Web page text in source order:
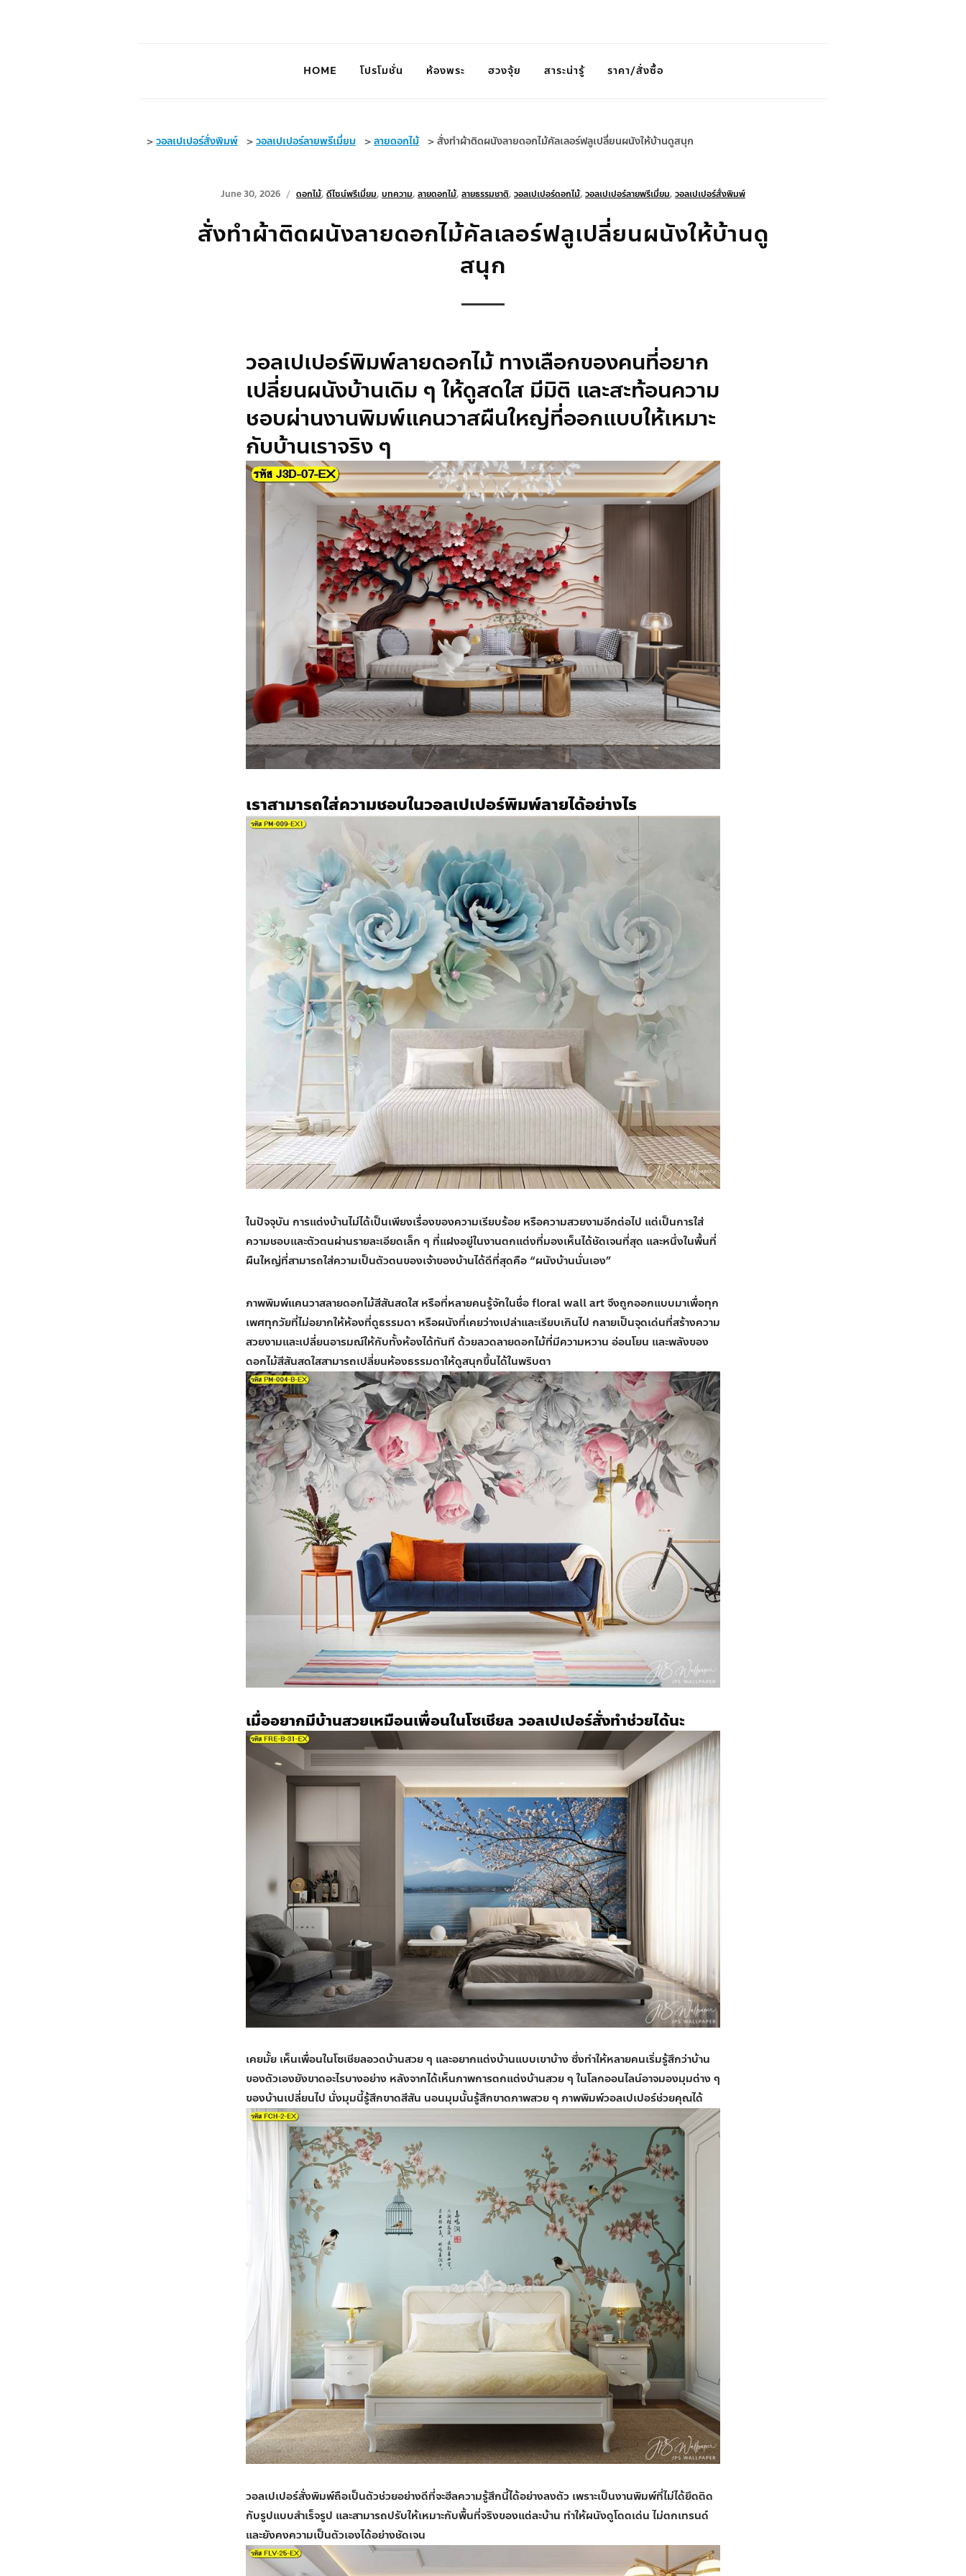
HOME โปรโมชั่น ห้องพระ ฮวงจุ้ย สาระน่ารู้ ราคา/สั่งซื้อ
>วอลเปเปอร์สั่งพิมพ์ >วอลเปเปอร์ลายพรีเมี่ยม >ลายดอกไม้ >สั่งทำผ้าติดผนังลายดอกไม้คัลเลอร์ฟลูเปลี่ยนผนังให้บ้านดูสนุก
June 30, 2026 ดอกไม้, ดีไซน์พรีเมี่ยม, บทความ, ลายดอกไม้, ลายธรรมชาติ, วอลเปเปอร์ดอกไม้, วอลเปเปอร์ลายพรีเมี่ยม, วอลเปเปอร์สั่งพิมพ์
สั่งทำผ้าติดผนังลายดอกไม้คัลเลอร์ฟลูเปลี่ยนผนังให้บ้านดู
สนุก
วอลเปเปอร์พิมพ์ลายดอกไม้ ทางเลือกของคนที่อยาก
เปลี่ยนผนังบ้านเดิม ๆ ให้ดูสดใส มีมิติ และสะท้อนความ
ชอบผ่านงานพิมพ์แคนวาสผืนใหญ่ที่ออกแบบให้เหมาะ
กับบ้านเราจริง ๆ
เราสามารถใส่ความชอบในวอลเปเปอร์พิมพ์ลายได้อย่างไร
ในปัจจุบัน การแต่งบ้านไม่ได้เป็นเพียงเรื่องของความเรียบร้อย หรือความสวยงามอีกต่อไป แต่เป็นการใส่
ความชอบและตัวตนผ่านรายละเอียดเล็ก ๆ ที่แฝงอยู่ในงานตกแต่งที่มองเห็นได้ชัดเจนที่สุด และหนึ่งในพื้นที่
ผืนใหญ่ที่สามารถใส่ความเป็นตัวตนของเจ้าของบ้านได้ดีที่สุดคือ “ผนังบ้านนั่นเอง”
ภาพพิมพ์แคนวาสลายดอกไม้สีสันสดใส หรือที่หลายคนรู้จักในชื่อfloral wall artจึงถูกออกแบบมาเพื่อทุก
เพศทุกวัยที่ไม่อยากให้ห้องที่ดูธรรมดา หรือผนังที่เคยว่างเปล่าและเรียบเกินไป กลายเป็นจุดเด่นที่สร้างความ
สวยงามและเปลี่ยนอารมณ์ให้กับทั้งห้องได้ทันที ด้วยลวดลายดอกไม้ที่มีความหวาน อ่อนโยน และพลังของ
ดอกไม้สีสันสดใสสามารถเปลี่ยนห้องธรรมดาให้ดูสนุกขึ้นได้ในพริบตา
เมื่ออยากมีบ้านสวยเหมือนเพื่อนในโซเชียล วอลเปเปอร์สั่งทำช่วยได้นะ
เคยมั้ย เห็นเพื่อนในโซเชียลอวดบ้านสวย ๆ และอยากแต่งบ้านแบบเขาบ้าง ซึ่งทำให้หลายคนเริ่มรู้สึกว่าบ้าน
ของตัวเองยังขาดอะไรบางอย่าง หลังจากได้เห็นภาพการตกแต่งบ้านสวย ๆ ในโลกออนไลน์อาจมองมุมต่าง ๆ
ของบ้านเปลี่ยนไป นั่งมุมนี้รู้สึกขาดสีสัน นอนมุมนั้นรู้สึกขาดภาพสวย ๆ ภาพพิมพ์วอลเปเปอร์ช่วยคุณได้
วอลเปเปอร์สั่งพิมพ์ถือเป็นตัวช่วยอย่างดีที่จะฮีลความรู้สึกนี้ได้อย่างลงตัว เพราะเป็นงานพิมพ์ที่ไม่ได้ยึดติด
กับรูปแบบสำเร็จรูป และสามารถปรับให้เหมาะกับพื้นที่จริงของแต่ละบ้าน ทำให้ผนังดูโดดเด่น ไม่ตกเทรนด์
และยังคงความเป็นตัวเองได้อย่างชัดเจน